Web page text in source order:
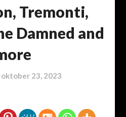
Tremonti,
Damned and
oktober 23, 2023